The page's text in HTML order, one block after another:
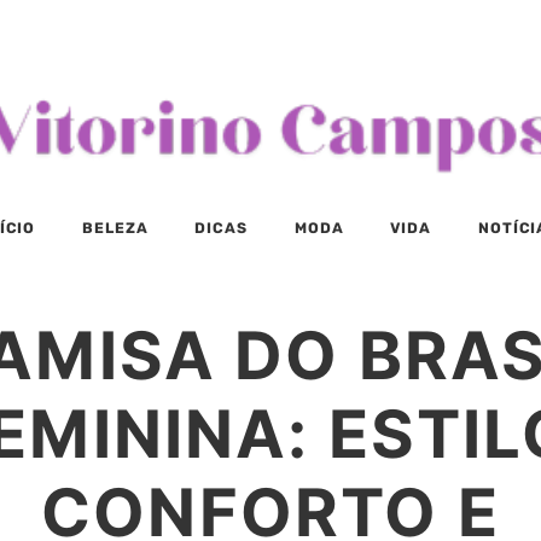
BELEZA DICAS MODA VIDA
DO
CONFORTO E